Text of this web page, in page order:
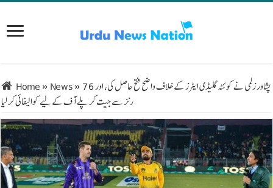
Home » News» پشاور زلمی نے کوئٹہ گلیڈی ایٹرز کے خلاف واضح فتح حاصل کی، اور 76
رنز سے جیت کر پلے آف کے لیے کوالیفائی کر لیا